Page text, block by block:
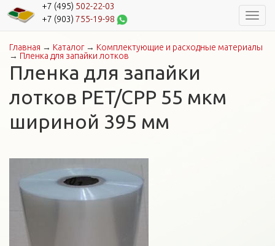
+7 (495) 502-22-03
+7 (903) 755-19-98
Вы здесь
Главная → Каталог→ Комплектующие и расходные материалы
→ Пленка для запайки лотков
Пленка для запайки
лотков PET/CPP 55 мкм
шириной 395 мм